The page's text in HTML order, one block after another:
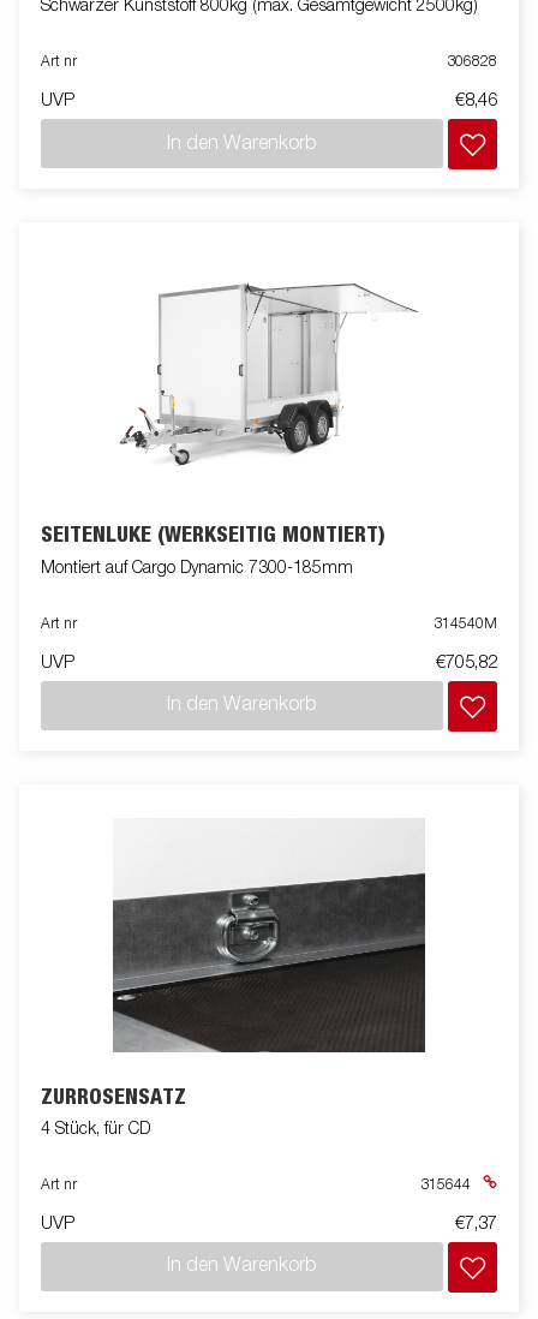
Schwarzer Kunststoff 800kg (max. Gesamtgewicht 2500kg)
Art nr 306828
UVP €8,46
In den Warenkorb
SEITENLUKE (WERKSEITIG MONTIERT)
Montiert auf Cargo Dynamic 7300-185mm
Art nr 314540M
UVP €705,82
In den Warenkorb
ZURRÖSENSATZ
4 Stück, für CD
Art nr 315644
UVP €7,37
In den Warenkorb